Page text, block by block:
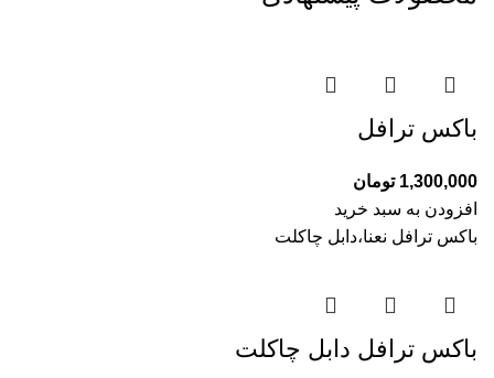
باکس ترافل
1,300,000 تومان
افزودن به سبد خرید
باکس ترافل نعنا،دابل چاکلت
باکس ترافل دابل چاکلت